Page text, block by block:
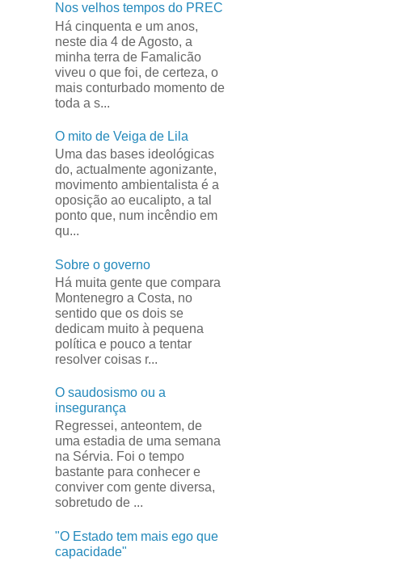
Nos velhos tempos do PREC
Há cinquenta e um anos,
neste dia 4 de Agosto, a
minha terra de Famalicão
viveu o que foi, de certeza, o
mais conturbado momento de
toda a s...
O mito de Veiga de Lila
Uma das bases ideológicas
do, actualmente agonizante,
movimento ambientalista é a
oposição ao eucalipto, a tal
ponto que, num incêndio em
qu...
Sobre o governo
Há muita gente que compara
Montenegro a Costa, no
sentido que os dois se
dedicam muito à pequena
política e pouco a tentar
resolver coisas r...
O saudosismo ou a
insegurança
Regressei, anteontem, de
uma estadia de uma semana
na Sérvia. Foi o tempo
bastante para conhecer e
conviver com gente diversa,
sobretudo de ...
"O Estado tem mais ego que
capacidade"